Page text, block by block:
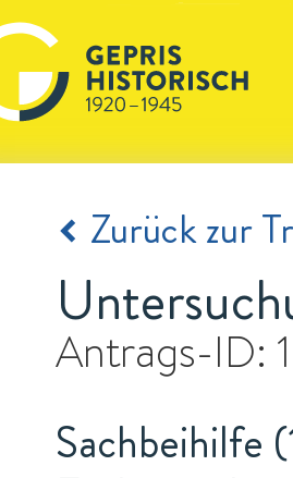
Zurück zur
Antrags-ID:
Sachbeihilfe